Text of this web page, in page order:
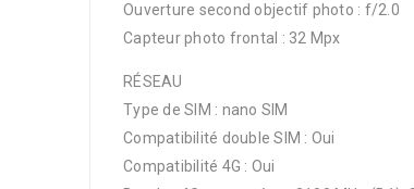
Ouverture second objectif photo : f/2.0
Capteur photo frontal : 32 Mpx
RÉSEAU
Type de SIM : nano SIM
Compatibilité double SIM : Oui
Compatibilité 4G : Oui